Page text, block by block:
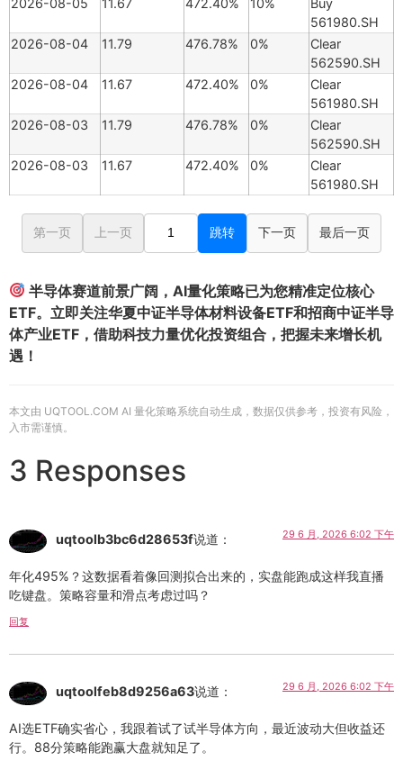
561980.SH
2026-08-04
11.79 476.78% 0%
Clear
562590.SH
2026-08-04
11.67 472.40% 0%
Clear
561980.SH
2026-08-03
11.79 476.78% 0%
Clear
562590.SH
2026-08-03
11.67 472.40% 0%
Clear
561980.SH
第一页 上一页 跳转 下一页 最后一页
半导体赛道前景广阔，AI量化策略已为您精准定位核心
ETF。立即关注华夏中证半导体材料设备ETF和招商中证半导
体产业ETF，借助科技力量优化投资组合，把握未来增长机
遇！
本文由 UQTOOL.COM AI 量化策略系统自动生成，数据仅供参考，投资有风险，
入市需谨慎。
3 Responses
uqtoolb3bc6d28653f说道： 29 6 月, 2026 6:02 下午
年化495%？这数据看着像回测拟合出来的，实盘能跑成这样我直播
吃键盘。策略容量和滑点考虑过吗？
回复
uqtoolfeb8d9256a63说道： 29 6 月, 2026 6:02 下午
AI选ETF确实省心，我跟着试了试半导体方向，最近波动大但收益还
行。88分策略能跑赢大盘就知足了。